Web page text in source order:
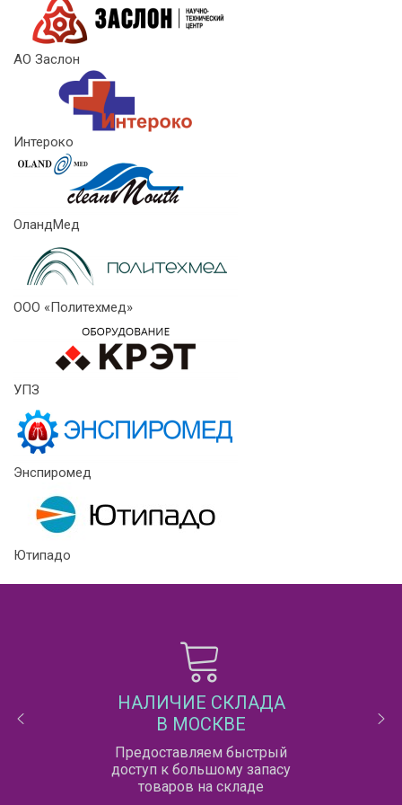
АО Заслон
Интероко
ОландМед
ООО «Политехмед»
УПЗ
Энспиромед
Ютипадо
НАЛИЧИЕ СКЛАДА
В МОСКВЕ
Предоставляем быстрый
доступ к большому запасу
товаров на складе